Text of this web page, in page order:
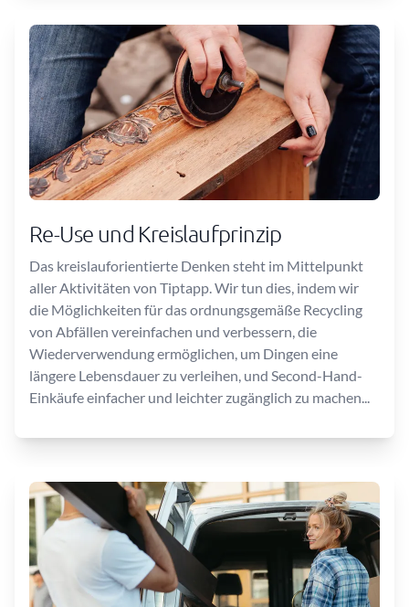
Re-Use und Kreislaufprinzip
Das kreislauforientierte Denken steht im Mittelpunkt
aller Aktivitäten von Tiptapp. Wir tun dies, indem wir
die Möglichkeiten für das ordnungsgemäße Recycling
von Abfällen vereinfachen und verbessern, die
Wiederverwendung ermöglichen, um Dingen eine
längere Lebensdauer zu verleihen, und Second-Hand-
Einkäufe einfacher und leichter zugänglich zu machen...